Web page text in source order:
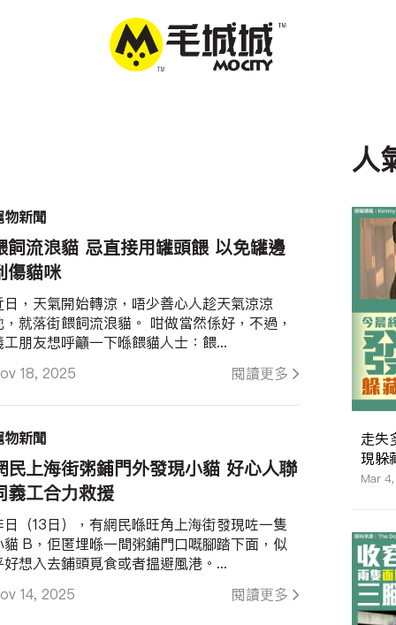
物新聞
飼流浪貓 忌直接用罐頭餵 以免罐邊
傷貓咪
18, 2025 閱讀更多
日，天氣開始轉涼，唔少善心人趁天氣涼涼
，就落街餵飼流浪貓。 咁做當然係好，不過，
工朋友想呼籲一下喺餵貓人士：餵...
物新聞
民上海街粥鋪門外發現小貓 好心人聯
義工合力救援
14, 2025 閱讀更多
日（13日），有網民喺旺角上海街發現咗一隻
貓 B，佢匿埋喺一間粥鋪門口嘅腳踏下面，似
好想入去鋪頭覓食或者搵避風港。...
人
走失
現躲
Mar